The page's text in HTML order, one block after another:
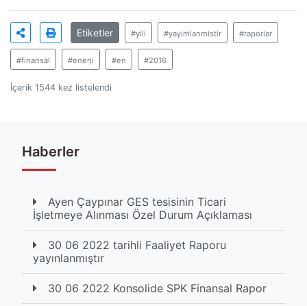
Etiketler #yili #yayimlanmistir #raporlar
#finansal #enerji #en #2016
İçerik 1544 kez listelendi
Haberler
Ayen Çaypınar GES tesisinin Ticari
İşletmeye Alınması Özel Durum Açıklaması
30 06 2022 tarihli Faaliyet Raporu
yayınlanmıştır
30 06 2022 Konsolide SPK Finansal Rapor